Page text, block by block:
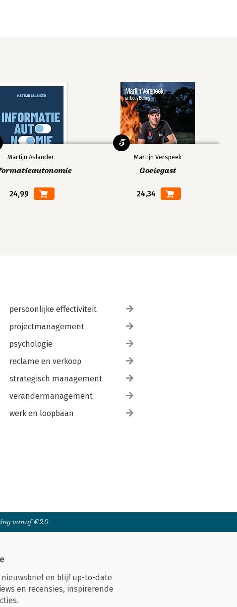
Martijn Aslander
24,99
Martijn Verspeek
Goeiegast
24,34
5
persoonlijke effectiviteit
projectmanagement
psychologie
reclame en verkoop
strategisch management
verandermanagement
werk en loopbaan
vanaf €20
en blijf up-to-date
en recensies, inspirerende